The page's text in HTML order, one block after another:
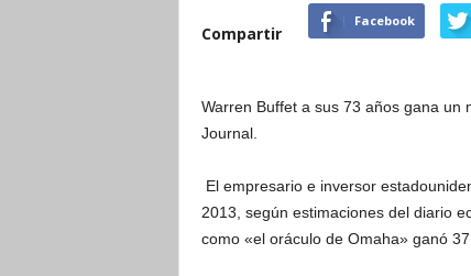
Compartir
Facebook
Warren Buffet a sus 73 años gana un
Journal.
El empresario e inversor
2013, según estimaciones del diario
como «el oráculo de Omaha» ganó